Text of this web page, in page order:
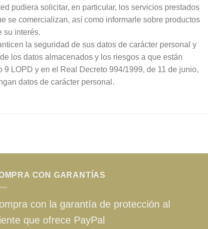
pudiera solicitar, en particular, los servicios prestados
se comercializan, así como informarle sobre productos
su interés.
la seguridad de sus datos de carácter personal y
los datos almacenados y los riesgos a que están
LOPD y en el Real Decreto 994/1999, de 11 de junio,
datos de carácter personal.
CON GARANTÍAS
con la garantía de protección al
que ofrece PayPal